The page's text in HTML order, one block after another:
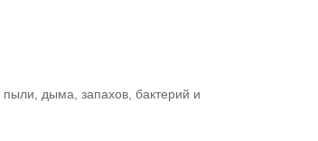
дыма, запахов, бактерий и